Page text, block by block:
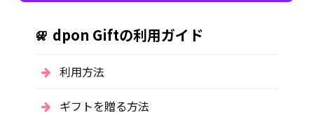
dpon Giftの利用ガイド
利用方法
ギフトを贈る方法